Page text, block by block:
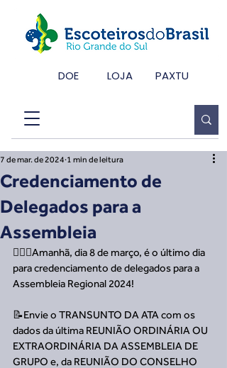
DOE LOJA PAXTU
Credenciamento de
Delegados para a
Assembleia
7 de mar. de 2024 1 min de leitura
🙋🏾‍♀Amanhã, dia 8 de março, é o último dia
para credenciamento de delegados para a
Assembleia Regional 2024!
📝Envie o TRANSUNTO DA ATA com os
dados da última REUNIÃO ORDINÁRIA OU
EXTRAORDINÁRIA DA ASSEMBLEIA DE
GRUPO e, da REUNIÃO DO CONSELHO